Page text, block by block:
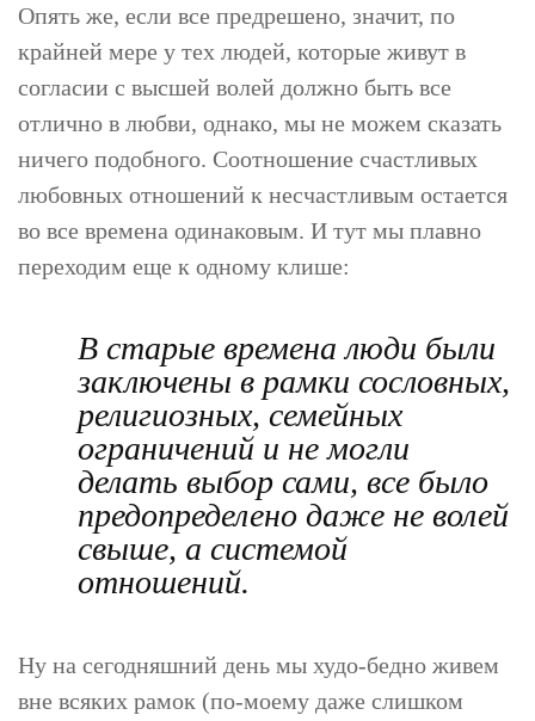
Опять же, если все предрешено, значит, по
крайней мере у тех людей, которые живут в
согласии с высшей волей должно быть все
отлично в любви, однако, мы не можем сказать
ничего подобного. Соотношение счастливых
любовных отношений к несчастливым остается
во все времена одинаковым. И тут мы плавно
переходим еще к одному клише:
В старые времена люди были
заключены в рамки сословных,
религиозных, семейных
ограничений и не могли
делать выбор сами, все было
предопределено даже не волей
свыше, а системой
отношений.
Ну на сегодняшний день мы худо-бедно живем
вне всяких рамок (по-моему даже слишком